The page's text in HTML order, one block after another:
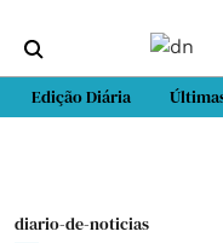
Edição Diária
diario-de-noticias